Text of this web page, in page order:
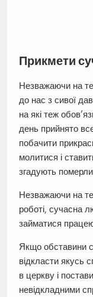
Прикмети
Незважаючи на
до нас з сивої
на які теж
день прийнято
побачити
молитися і
згадують
Незважаючи на
роботі, сучасна
займатися
Якщо обставини
відкласти якусь
в церкву і
невідкладними